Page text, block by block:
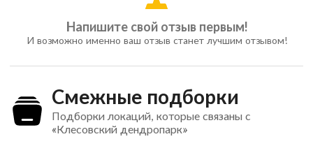
Напишите свой отзыв первым!
И возможно именно ваш отзыв станет лучшим отзывом!
Смежные подборки
Подборки локаций, которые связаны с
«Клесовский дендропарк»